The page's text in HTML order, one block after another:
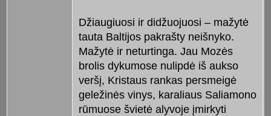
Džiaugiuosi ir didžuojuosi – mažytė
tauta Baltijos pakrašty neišnyko.
Mažytė ir neturtinga. Jau Mozės
brolis dykumose nulipdė iš aukso
veršį, Kristaus rankas persmeigė
geležinės vinys, karaliaus Saliamono
rūmuose švietė alyvoje įmirkyti